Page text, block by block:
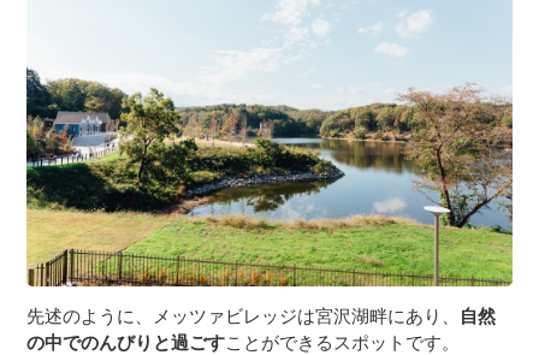
先述のように、メッツァビレッジは宮沢湖畔にあり、 自然
の中でのんびりと過ごすことができるスポットです。